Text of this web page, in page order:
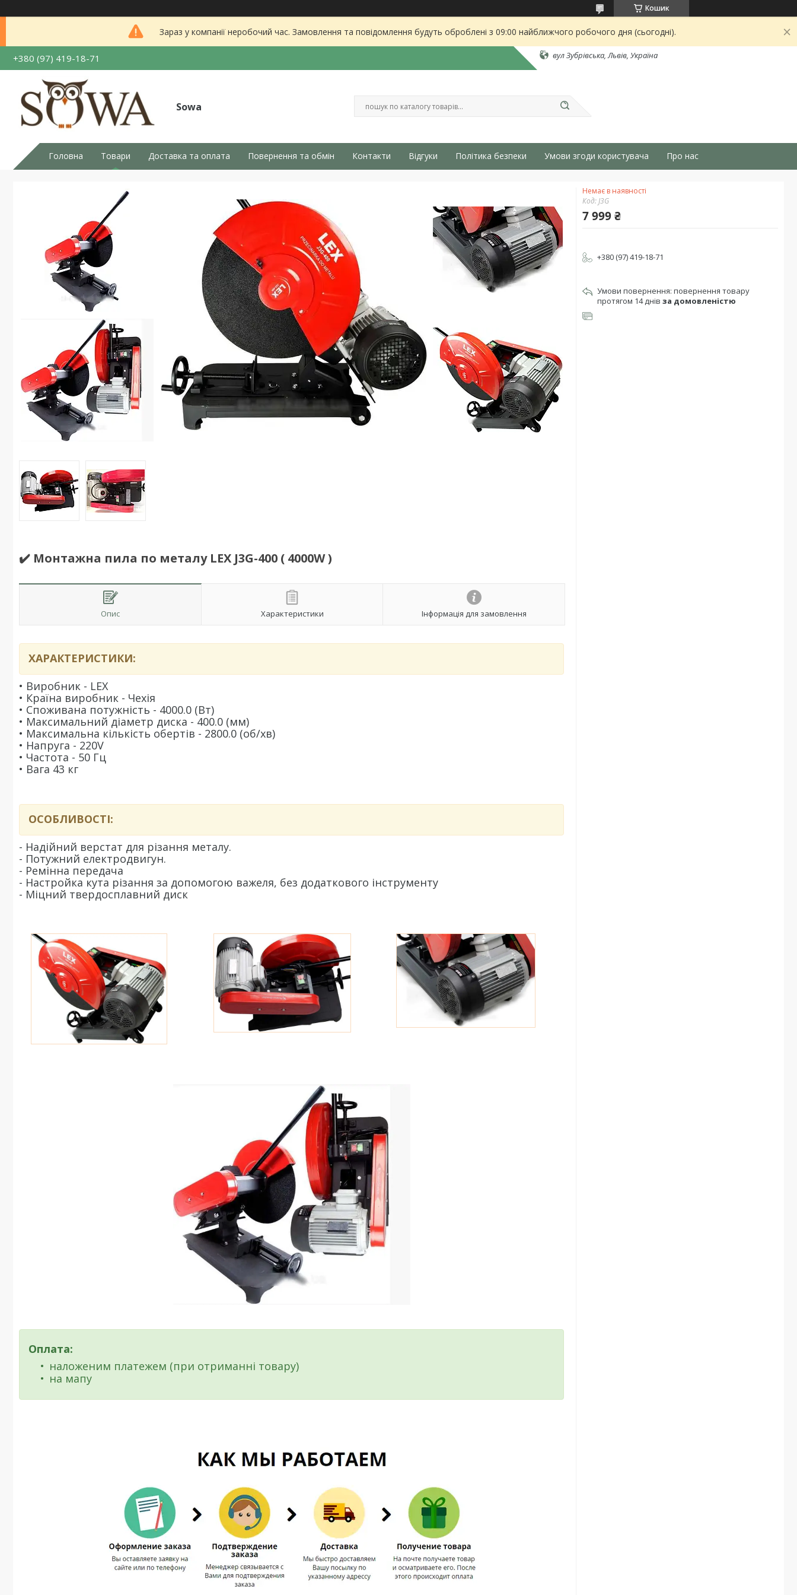
Кошик
Зараз у компанії неробочий час. Замовлення та повідомлення будуть оброблені з 09:00 найближчого робочого дня (сьогодні).
+380 (97) 419-18-71 вул Зубрівська, Львів, Україна
Sowa
Головна Товари Доставка та оплата Повернення та обмін Контакти Відгуки Політика безпеки Умови згоди користувача Про нас
✔️ Монтажна пила по металу LEX J3G-400 ( 4000W )
Опис Характеристики Інформація для замовлення
ХАРАКТЕРИСТИКИ:
• Виробник - LEX
• Країна виробник - Чехія
• Споживана потужність - 4000.0 (Вт)
• Максимальний діаметр диска - 400.0 (мм)
• Максимальна кількість обертів - 2800.0 (об/хв)
• Напруга - 220V
• Частота - 50 Гц
• Вага 43 кг
ОСОБЛИВОСТІ:
- Надійний верстат для різання металу.
- Потужний електродвигун.
- Ремінна передача
- Настройка кута різання за допомогою важеля, без додаткового інструменту
- Міцний твердосплавний диск
Оплата:
наложеним платежем (при отриманні товару)
на мапу
Немає в наявності
Код:J3G
7 999 ₴
+380 (97) 419-18-71
повернення товару
протягом 14 днів за домовленістю